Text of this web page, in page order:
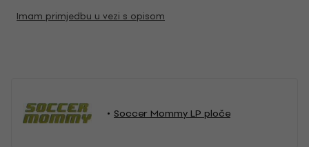
Imam primjedbu u vezi s opisom
Soccer Mommy LP ploče